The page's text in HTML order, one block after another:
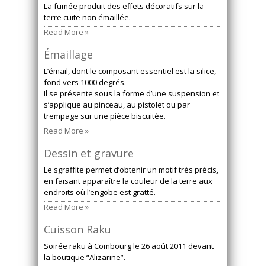
La fumée produit des effets décoratifs sur la
terre cuite non émaillée.
Read More »
Émaillage
L’émail, dont le composant essentiel est la silice,
fond vers 1000 degrés.
Il se présente sous la forme d’une suspension et
s’applique au pinceau, au pistolet ou par
trempage sur une pièce biscuitée.
Read More »
Dessin et gravure
Le sgraffite permet d’obtenir un motif très précis,
en faisant apparaître la couleur de la terre aux
endroits où l’engobe est gratté.
Read More »
Cuisson Raku
Soirée raku à Combourg le 26 août 2011 devant
la boutique “Alizarine”.